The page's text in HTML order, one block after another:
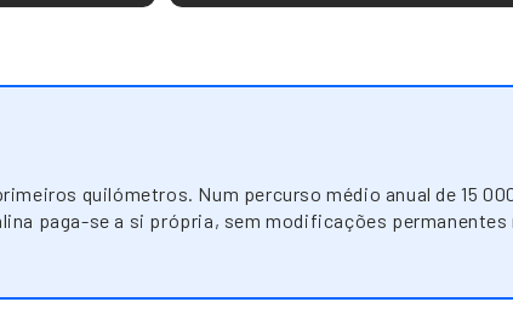
quilómetros. Num percurso médio anual de 15
paga-se a si própria, sem modificações permanentes